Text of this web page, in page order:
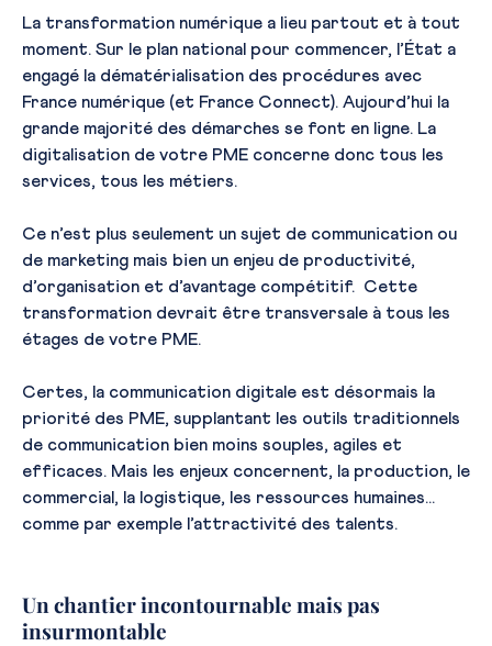
La transformation numérique a lieu partout et à tout
moment. Sur le plan national pour commencer, l’État a
engagé la dématérialisation des procédures avec
France numérique (et France Connect). Aujourd’hui la
grande majorité des démarches se font en ligne. La
digitalisation de votre PME concerne donc tous les
services, tous les métiers.
Ce n’est plus seulement un sujet de communication ou
de marketing mais bien un enjeu de productivité,
d’organisation et d’avantage compétitif. Cette
transformation devrait être transversale à tous les
étages de votre PME.
Certes, la communication digitale est désormais la
priorité des PME, supplantant les outils traditionnels
de communication bien moins souples, agiles et
efficaces. Mais les enjeux concernent, la production, le
commercial, la logistique, les ressources humaines…
comme par exemple l’attractivité des talents.
Un chantier incontournable mais pas
insurmontable